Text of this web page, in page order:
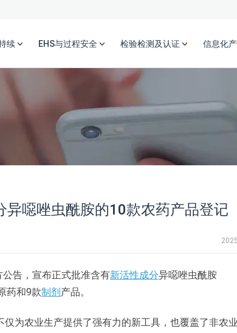
续 EHS与过程安全 检验检测及认证 信息化
异噁唑虫酰胺的10款农药产品登记
告，宣布正式批准含有新活性成分异噁唑虫酰胺
药和9款制剂产品。
为农业生产提供了强有力的新工具，也覆盖了非农